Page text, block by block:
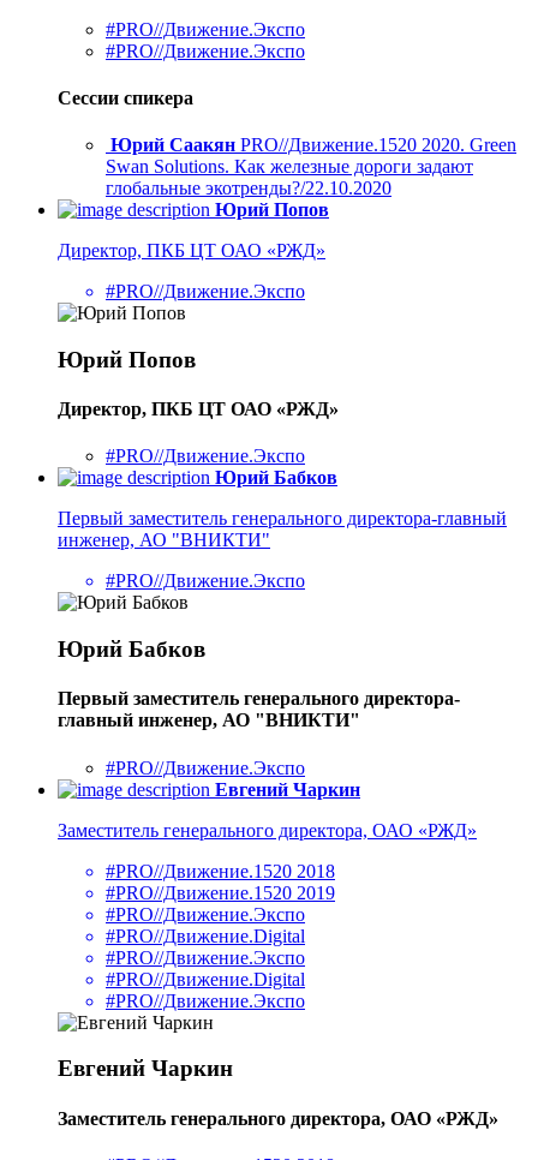
#PRO//Движение.Экспо
#PRO//Движение.Экспо
Сессии спикера
Юрий Саакян PRO//Движение.1520 2020. Green
Swan Solutions. Как железные дороги задают
глобальные экотренды?/22.10.2020
Юрий Попов
Директор, ПКБ ЦТ ОАО «РЖД»
#PRO//Движение.Экспо
Юрий Попов
Директор, ПКБ ЦТ ОАО «РЖД»
#PRO//Движение.Экспо
Юрий Бабков
Первый заместитель генерального директора-главный
инженер, АО "ВНИКТИ"
#PRO//Движение.Экспо
Юрий Бабков
Первый заместитель генерального директора-
главный инженер, АО "ВНИКТИ"
#PRO//Движение.Экспо
Евгений Чаркин
Заместитель генерального директора, ОАО «РЖД»
#PRO//Движение.1520 2018
#PRO//Движение.1520 2019
#PRO//Движение.Экспо
#PRO//Движение.Digital
#PRO//Движение.Экспо
#PRO//Движение.Digital
#PRO//Движение.Экспо
Евгений Чаркин
Заместитель генерального директора, ОАО «РЖД»